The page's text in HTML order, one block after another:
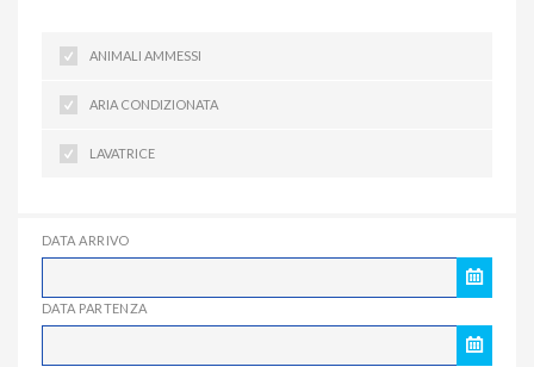
ANIMALI AMMESSI
ARIA CONDIZIONATA
LAVATRICE
DATA ARRIVO
DATA PARTENZA